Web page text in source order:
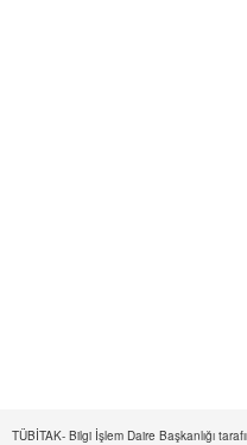
TÜBİTAK- Bilgi İşlem Daire Başkanlığı